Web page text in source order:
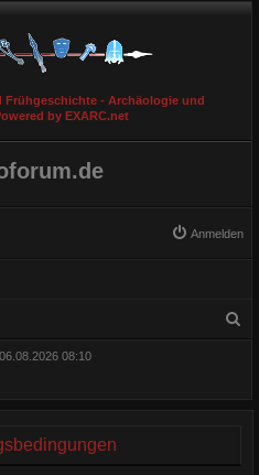
- Archäologie und
by EXARC.net
Anmelden
08:10